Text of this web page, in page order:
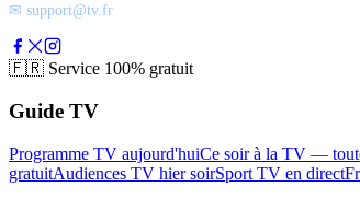
✉ support@tv.fr
🇫🇷 Service 100% gratuit
Guide TV
Programme TV aujourd'huiCe soir à la TV —
gratuitAudiences TV hier soirSport TV en direct